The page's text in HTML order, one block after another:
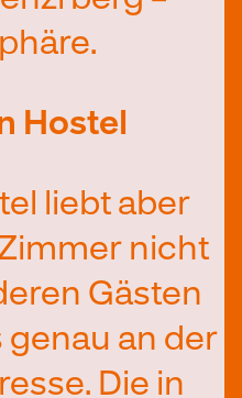
Hostel
liebt aber
nicht
Gästen
genau an der
Die in